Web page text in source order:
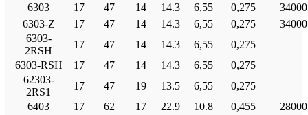
6303
17 47 14 14.3 6,55 0,275
34000
6303-Ζ
17 47 14 14.3 6,55 0,275
34000
6303-
2RSH
17 47 14 14.3 6,55
0,275
6303-RSH
17 47 14 14.3 6,55
0,275
62303-
2RS1
17 47 19 13.5 6,55
0,275
6403
17 62 17 22.9 10.8 0,455
28000